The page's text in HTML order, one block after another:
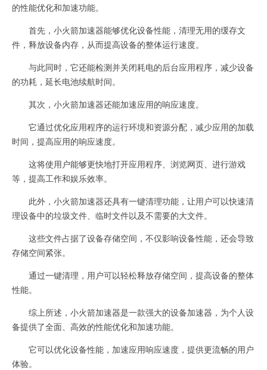
的性能优化和加速功能。
首先，小火箭加速器能够优化设备性能，清理无用的缓存文
件，释放设备内存，从而提高设备的整体运行速度。
与此同时，它还能检测并关闭耗电的后台应用程序，减少设备
的功耗，延长电池续航时间。
其次，小火箭加速器还能加速应用的响应速度。
它通过优化应用程序的运行环境和资源分配，减少应用的加载
时间，提高应用的响应速度。
这将使用户能够更快地打开应用程序、浏览网页、进行游戏
等，提高工作和娱乐效率。
此外，小火箭加速器还具有一键清理功能，让用户可以快速清
理设备中的垃圾文件、临时文件以及不需要的大文件。
这些文件占据了设备存储空间，不仅影响设备性能，还会导致
存储空间紧张。
通过一键清理，用户可以轻松释放存储空间，提高设备的整体
性能。
综上所述，小火箭加速器是一款强大的设备加速器，为个人设
备提供了全面、高效的性能优化和加速功能。
它可以优化设备性能，加速应用响应速度，提供更流畅的用户
体验。